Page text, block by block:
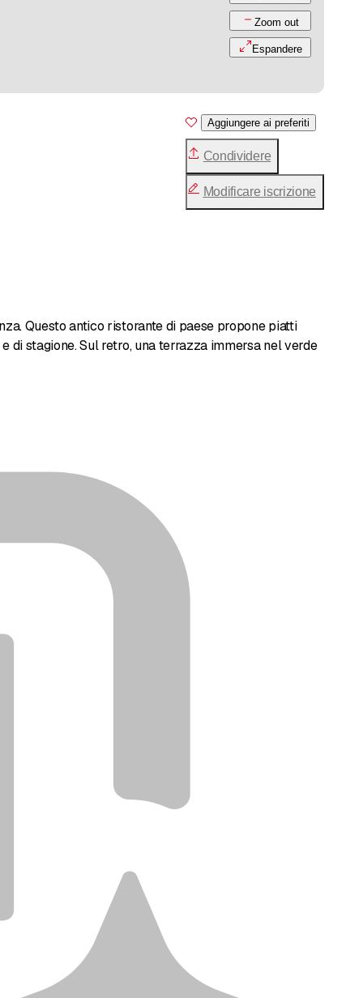
Zoom out
Espandere
Aggiungere ai preferiti
Condividere
Modificare iscrizione
Questo antico ristorante di paese propone piatti
di stagione. Sul retro, una terrazza immersa nel verde